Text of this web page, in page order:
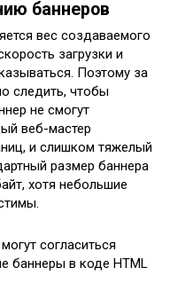
баннеров
вес создаваемого
загрузки и
Поэтому за
следить, чтобы
не смогут
веб-мастер
и слишком тяжелый
размер баннера
хотя небольшие
согласиться
баннеры в коде HTML